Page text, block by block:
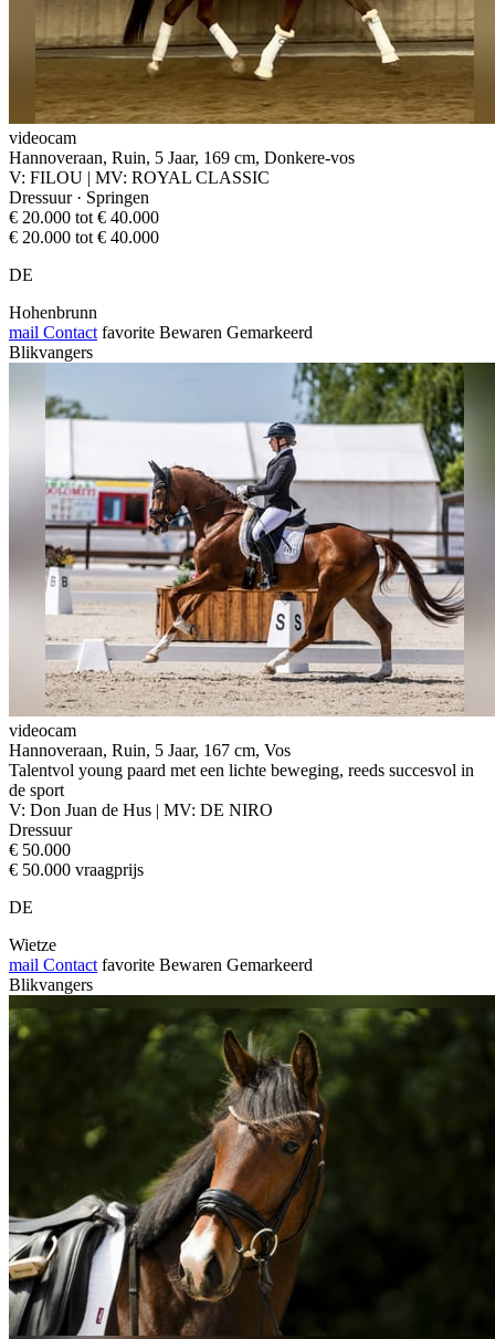
videocam
Hannoveraan, Ruin, 5 Jaar, 169 cm, Donkere-vos
V: FILOU | MV: ROYAL CLASSIC
Dressuur · Springen
€ 20.000 tot € 40.000
€ 20.000 tot € 40.000
DE
Hohenbrunn
mail Contact favorite Bewaren Gemarkeerd
Blikvangers
videocam
Hannoveraan, Ruin, 5 Jaar, 167 cm, Vos
Talentvol young paard met een lichte beweging, reeds succesvol in
de sport
V: Don Juan de Hus | MV: DE NIRO
Dressuur
€ 50.000
€ 50.000 vraagprijs
DE
Wietze
mail Contact favorite Bewaren Gemarkeerd
Blikvangers